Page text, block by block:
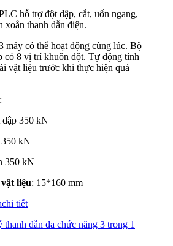
hỗ trợ đột dập, cắt, uốn ngang,
xoắn thanh dẫn điện.
máy có thể hoạt động cùng lúc. Bộ
có 8 vị trí khuôn đột. Tự động tính
vật liệu trước khi thực hiện quá
:
350 kN
kN
350 kN
liệu: 15*160 mm
chi tiết